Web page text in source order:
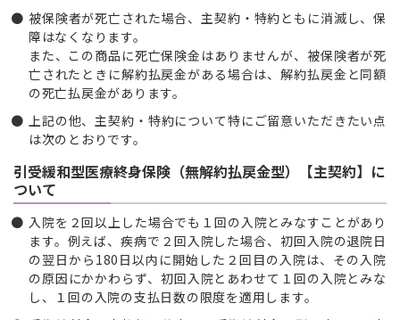
被保険者が死亡された場合、主契約・特約ともに消滅し、保
障はなくなります。
また、この商品に死亡保険金はありませんが、被保険者が死
亡されたときに解約払戻金がある場合は、解約払戻金と同額
の死亡払戻金があります。
上記の他、主契約・特約について特にご留意いただきたい点
は次のとおりです。
引受緩和型医療終身保険（無解約払戻金型）【主契約】に
ついて
入院を２回以上した場合でも１回の入院とみなすことがあり
ます。例えば、疾病で２回入院した場合、初回入院の退院日
の翌日から180日以内に開始した２回目の入院は、その入院
の原因にかかわらず、初回入院とあわせて１回の入院とみな
し、１回の入院の支払日数の限度を適用します。